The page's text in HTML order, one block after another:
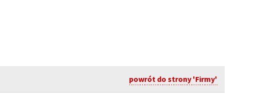
powrót do strony 'Firmy'